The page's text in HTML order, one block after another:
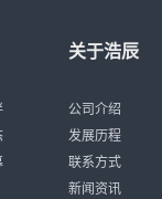
关于浩辰
公司介绍
发展历程
联系方式
新闻资讯